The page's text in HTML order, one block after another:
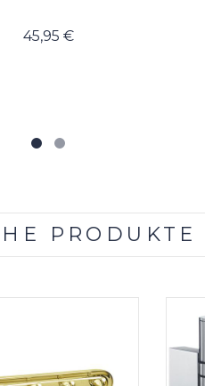
45,95 €
PRODUKTE